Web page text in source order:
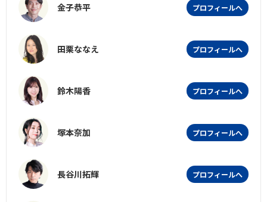
金子恭平 プロフィールへ
田栗ななえ プロフィールへ
鈴木陽香 プロフィールへ
塚本奈加 プロフィールへ
長谷川拓輝 プロフィールへ